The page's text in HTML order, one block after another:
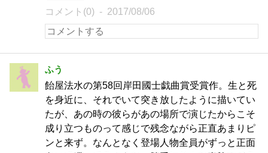
コメント(0) 2017/08/06
ふう
飴屋法水の第58回岸田國士戯曲賞受賞作。生と死
を身近に、それでいて突き放したように描いてい
たが、あの時の彼らがあの場所で演じたからこそ
成り立つものって感じで残念ながら正直あまりピ
ンと来ず。なんとなく登場人物全員がずっと正面